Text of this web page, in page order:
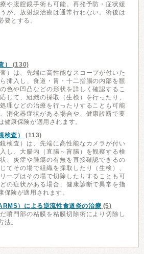
や腹腔鏡手術も可能。再発予防・症状緩
が、放射線治療は通常行わない。術後は
要とする。
）
(130)
）は、先端に高性能なスコープが付いた
挿入し、食道・胃・十二指腸の内部を観
色や凹凸などの形状を詳しく確認するこ
じて、組織の採取（生検）を行ったり、
理などの治療を行ったりすることも可能
消化器症状がある場合や、健康診断で要
健康保険が適用されます。
検査）
(113)
検査）は、先端に高性能なカメラが付い
し、大腸内（直腸～盲腸）を観察する検
、炎症や腫瘍の有無を直接確認できるの
てその場で組織を採取したり（生検）、
ープはその場で切除したりすることも可
の症状がある場合、健康診断で異常を指
保険が適用されます。
）による逆流性食道炎の治療 (5)
噴門部の粘膜を粘膜切除術により切除し
法。